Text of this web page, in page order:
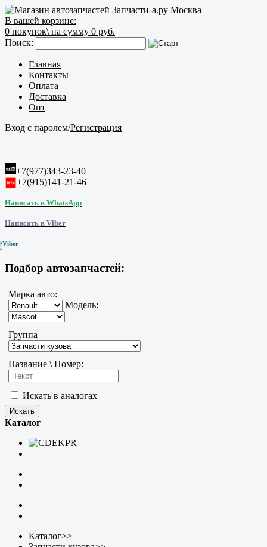
В вашей корзине:
0 покупок\ на сумму 0 руб.
Поиск:
Главная
Контакты
Оплата
Доставка
Опт
Вход с паролем/Регистрация
+7(977)343-23-40
+7(915)141-21-46
Написать в WhatsApp
Написать в Viber
Подбор автозапчастей:
Марка авто:
Модель:
Группа
Название \ Номер:
Искать в аналогах
Каталог
Каталог>>